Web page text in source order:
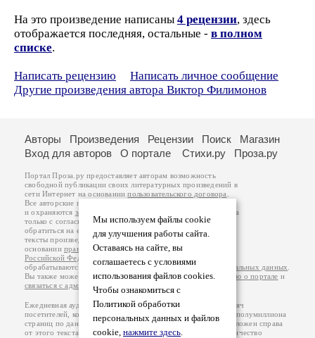
На это произведение написаны 4 рецензии, здесь
отображается последняя, остальные - в полном
списке.
Написать рецензию
Написать личное сообщение
Другие произведения автора Виктор Филимонов
Мы используем файлы cookie
для улучшения работы сайта.
Оставаясь на сайте, вы
соглашаетесь с условиями
использования файлов cookies.
Чтобы ознакомиться с
Политикой обработки
персональных данных и файлов
cookie, нажмите здесь.
Авторы Произведения Рецензии Поиск
Магазин
Вход для авторов
О портале Стихи.ру Проза.ру
Портал Проза.ру предоставляет авторам возможность
свободной публикации своих литературных произведений в
сети Интернет на основаниипользовательского договора
Все авторские права на произведения принадлежат авторам
и охраняются законом
. Перепечатка произведений возможна
только с согласия его автора, к которому вы можете
обратиться на его авторской странице. Ответственность за
тексты произведений авторы несут самостоятельно на
основанииправил публикацииизаконодательства
Российской Федерации
обрабатываются на основанииПолитики обработки персональных данных
Вы также можете посмотреть более подробнуюинформацию о портале и
связаться с администрацией
Ежедневная аудитория портала Проза.ру – порядка 100 тысяч
посетителей, которые в общей сумме просматривают более полумиллиона
страниц по данным счетчика посещаемости, который расположен справа
от этого текста. В каждой графе указано по две цифры: количество